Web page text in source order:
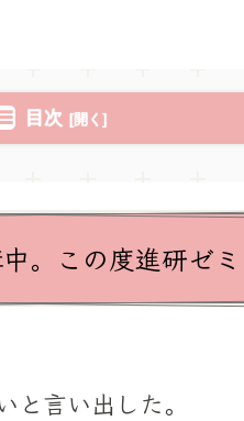
目次
。この度進研ゼミ
言い出した。